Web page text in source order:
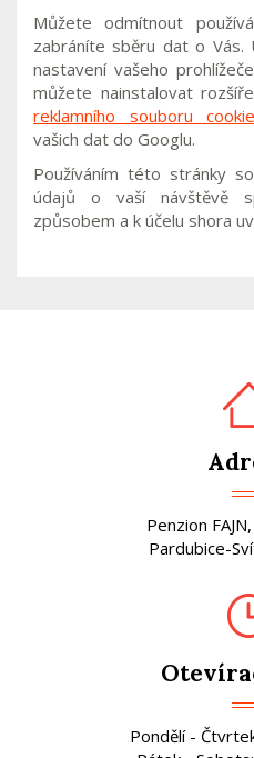
Můžete odmítnout
zabráníte sběru dat o
nastavení vašeho
můžete nainstalovat
reklamního souboru cookie
vašich dat do Googlu.
Používáním této stránky
údajů o vaší návštěvě
způsobem a k účelu shora
Penzion
Pardubice-
Pondělí -